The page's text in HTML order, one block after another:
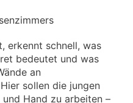
erkennt schnell, was
bedeutet und was
an
sollen die jungen
Hand zu arbeiten –